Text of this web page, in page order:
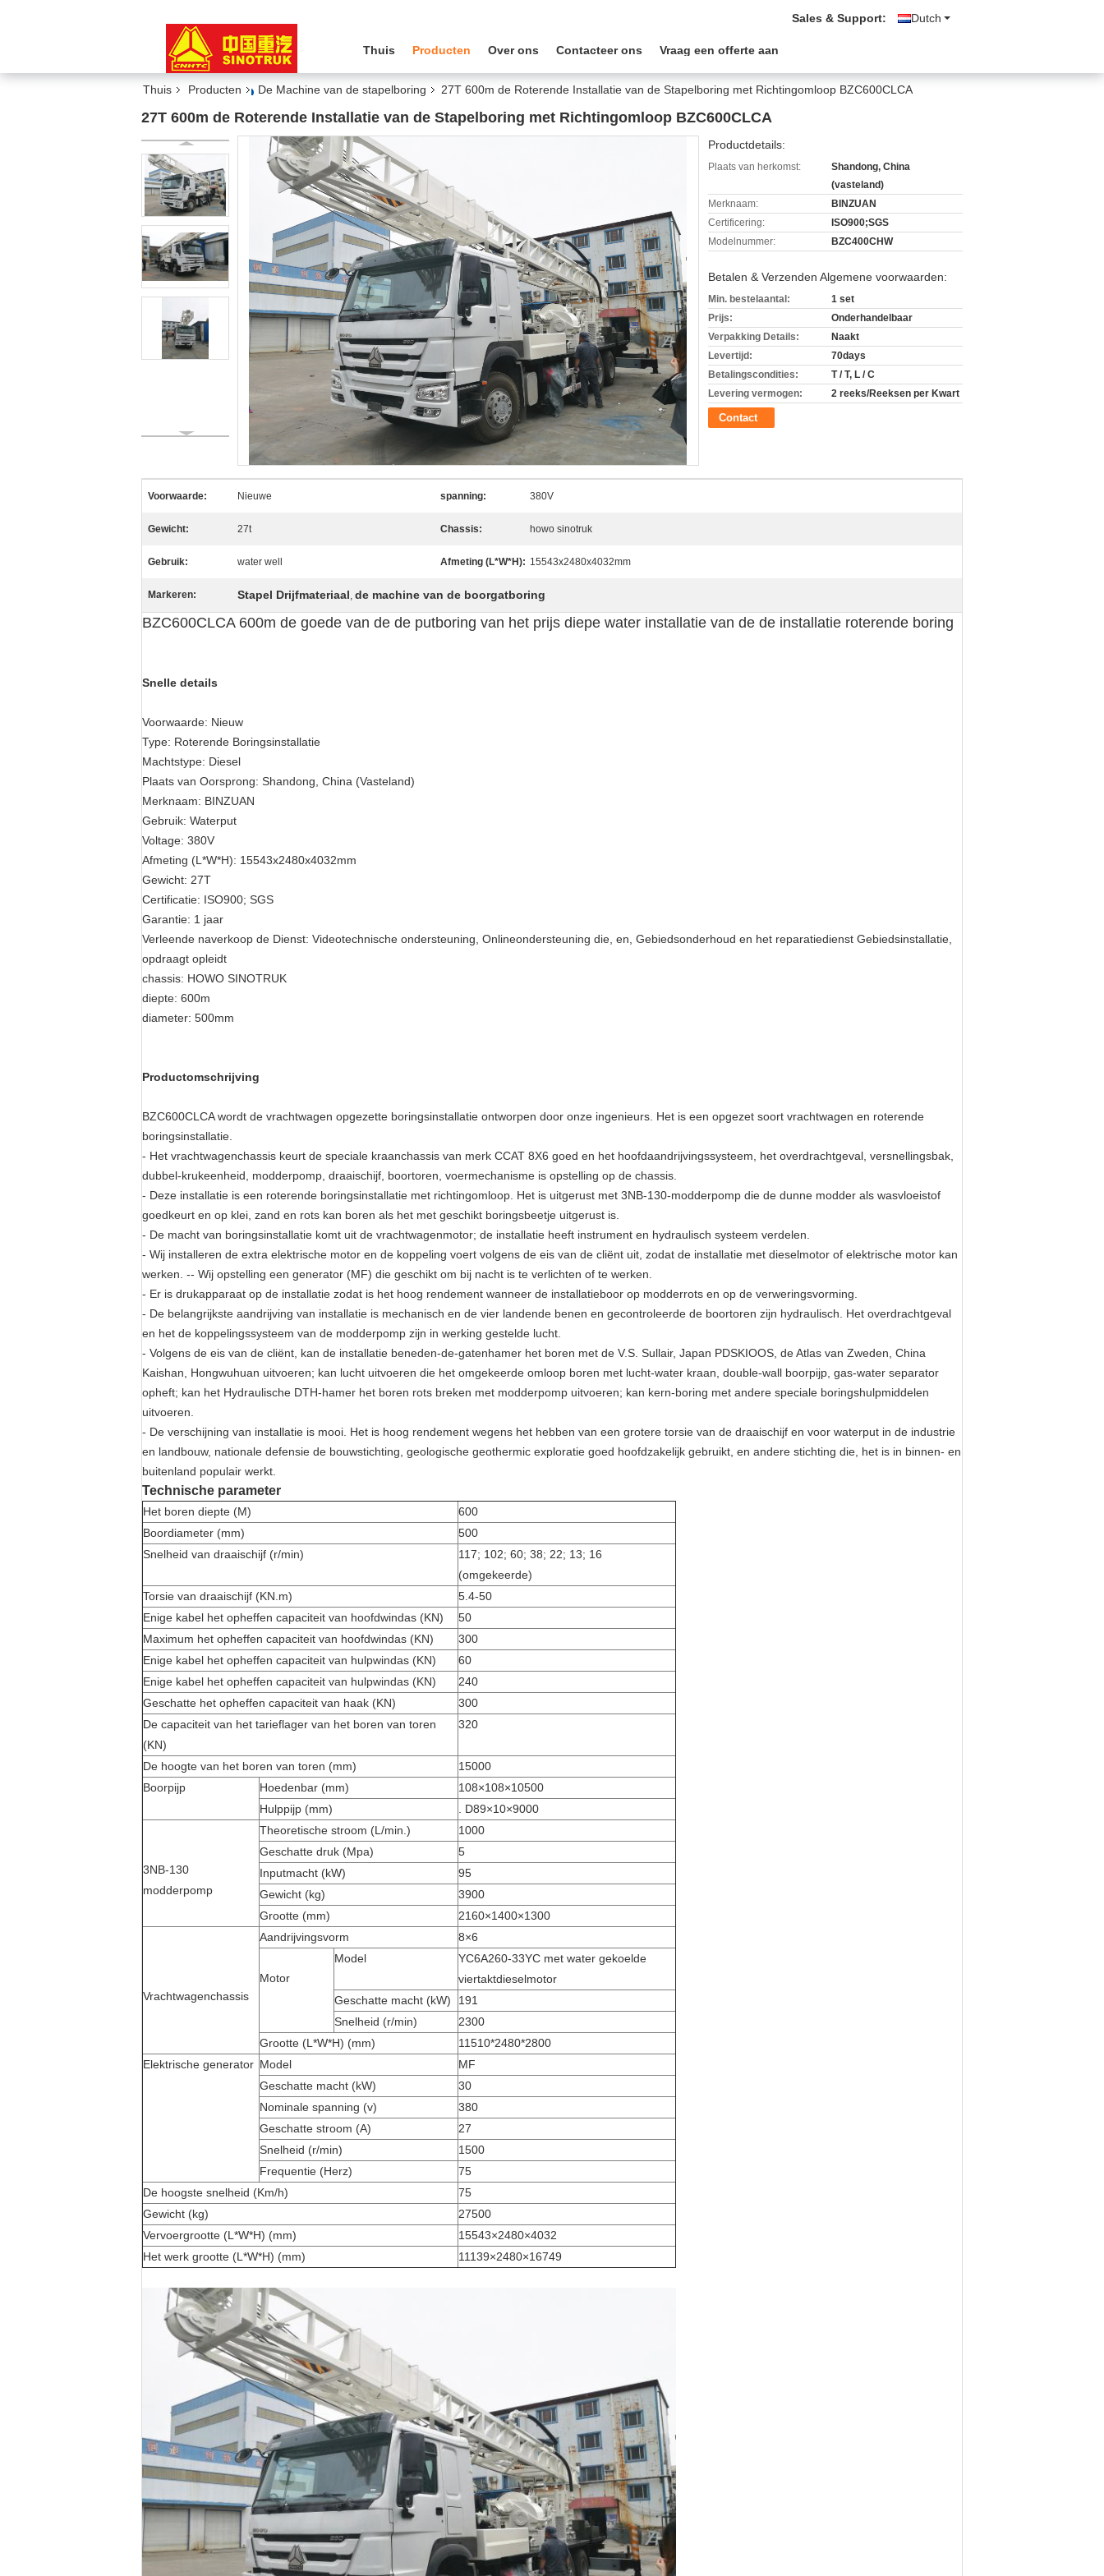
Dutch
Sales & Support:
Thuis Producten Over ons Contacteer ons Vraag een offerte aan
Thuis Producten De Machine van de stapelboring 27T 600m de Roterende Installatie van de Stapelboring met Richtingomloop BZC600CLCA
27T 600m de Roterende Installatie van de Stapelboring met Richtingomloop BZC600CLCA
Productdetails:
Plaats van herkomst:
Shandong, China
(vasteland)
Merknaam:
BINZUAN
Certificering:
ISO900;SGS
Modelnummer:
BZC400CHW
Betalen & Verzenden Algemene voorwaarden:
Min. bestelaantal:
1 set
Prijs:
Onderhandelbaar
Verpakking Details:
Naakt
Levertijd:
70days
Betalingscondities:
T / T, L / C
Levering vermogen:
2 reeks/Reeksen per Kwart
Contact
Voorwaarde: Nieuwe spanning: 380V
Gewicht: 27t Chassis: howo sinotruk
Gebruik: water well Afmeting (L*W*H): 15543x2480x4032mm
Markeren: Stapel Drijfmateriaal, de machine van de boorgatboring
BZC600CLCA 600m de goede van de de putboring van het prijs diepe water installatie van de de installatie roterende boring
Snelle details
Voorwaarde: Nieuw
Type: Roterende Boringsinstallatie
Machtstype: Diesel
Plaats van Oorsprong: Shandong, China (Vasteland)
Merknaam: BINZUAN
Gebruik: Waterput
Voltage: 380V
Afmeting (L*W*H): 15543x2480x4032mm
Gewicht: 27T
Certificatie: ISO900; SGS
Garantie: 1 jaar
Verleende naverkoop de Dienst: Videotechnische ondersteuning, Onlineondersteuning die, en, Gebiedsonderhoud en het reparatiedienst Gebiedsinstallatie,
opdraagt opleidt
chassis: HOWO SINOTRUK
diepte: 600m
diameter: 500mm
Productomschrijving
BZC600CLCA wordt de vrachtwagen opgezette boringsinstallatie ontworpen door onze ingenieurs. Het is een opgezet soort vrachtwagen en roterende
boringsinstallatie.
- Het vrachtwagenchassis keurt de speciale kraanchassis van merk CCAT 8X6 goed en het hoofdaandrijvingssysteem, het overdrachtgeval, versnellingsbak,
dubbel-krukeenheid, modderpomp, draaischijf, boortoren, voermechanisme is opstelling op de chassis.
- Deze installatie is een roterende boringsinstallatie met richtingomloop. Het is uitgerust met 3NB-130-modderpomp die de dunne modder als wasvloeistof
goedkeurt en op klei, zand en rots kan boren als het met geschikt boringsbeetje uitgerust is.
- De macht van boringsinstallatie komt uit de vrachtwagenmotor; de installatie heeft instrument en hydraulisch systeem verdelen.
- Wij installeren de extra elektrische motor en de koppeling voert volgens de eis van de cliënt uit, zodat de installatie met dieselmotor of elektrische motor kan
werken. -- Wij opstelling een generator (MF) die geschikt om bij nacht is te verlichten of te werken.
- Er is drukapparaat op de installatie zodat is het hoog rendement wanneer de installatieboor op modderrots en op de verweringsvorming.
- De belangrijkste aandrijving van installatie is mechanisch en de vier landende benen en gecontroleerde de boortoren zijn hydraulisch. Het overdrachtgeval
en het de koppelingssysteem van de modderpomp zijn in werking gestelde lucht.
- Volgens de eis van de cliënt, kan de installatie beneden-de-gatenhamer het boren met de V.S. Sullair, Japan PDSKIOOS, de Atlas van Zweden, China
Kaishan, Hongwuhuan uitvoeren; kan lucht uitvoeren die het omgekeerde omloop boren met lucht-water kraan, double-wall boorpijp, gas-water separator
opheft; kan het Hydraulische DTH-hamer het boren rots breken met modderpomp uitvoeren; kan kern-boring met andere speciale boringshulpmiddelen
uitvoeren.
- De verschijning van installatie is mooi. Het is hoog rendement wegens het hebben van een grotere torsie van de draaischijf en voor waterput in de industrie
en landbouw, nationale defensie de bouwstichting, geologische geothermic exploratie goed hoofdzakelijk gebruikt, en andere stichting die, het is in binnen- en
buitenland populair werkt.
Technische parameter
Het boren diepte (M)
600
Boordiameter (mm)
500
Snelheid van draaischijf (r/min)
117; 102; 60; 38; 22; 13; 16
(omgekeerde)
Torsie van draaischijf (KN.m)
5.4-50
Enige kabel het opheffen capaciteit van hoofdwindas (KN)
50
Maximum het opheffen capaciteit van hoofdwindas (KN)
300
Enige kabel het opheffen capaciteit van hulpwindas (KN)
60
Enige kabel het opheffen capaciteit van hulpwindas (KN)
240
Geschatte het opheffen capaciteit van haak (KN)
300
De capaciteit van het tarieflager van het boren van toren
(KN)
320
De hoogte van het boren van toren (mm)
15000
Boorpijp
Hoedenbar (mm)
108×108×10500
Hulppijp (mm)
. D89×10×9000
3NB-130
modderpomp
Theoretische stroom (L/min.)
1000
Geschatte druk (Mpa)
5
Inputmacht (kW)
95
Gewicht (kg)
3900
Grootte (mm)
2160×1400×1300
Vrachtwagenchassis
Aandrijvingsvorm 8×6
Motor
Model
YC6A260-33YC met water gekoelde
viertaktdieselmotor
Geschatte macht (kW)
191
Snelheid (r/min)
2300
Grootte (L*W*H) (mm)
11510*2480*2800
Elektrische generator Model
MF
Geschatte macht (kW)
30
Nominale spanning (v)
380
Geschatte stroom (A)
27
Snelheid (r/min)
1500
Frequentie (Herz)
75
De hoogste snelheid (Km/h)
75
Gewicht (kg)
27500
Vervoergrootte (L*W*H) (mm)
15543×2480×4032
Het werk grootte (L*W*H) (mm)
11139×2480×16749